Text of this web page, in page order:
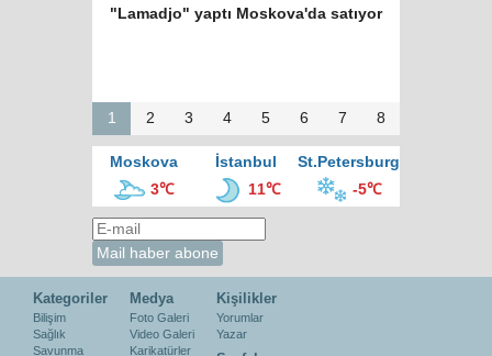
"Lamadjo" yaptı Moskova'da satıyor
1 2 3 4 5 6 7 8
Moskova İstanbul
St.Petersburg
3℃
11℃ -5℃
Kategoriler
Bilişim
Sağlık
Savunma
Medya
Foto Galeri
Video Galeri
Karikatürler
Kişilikler
Yorumlar
Yazar